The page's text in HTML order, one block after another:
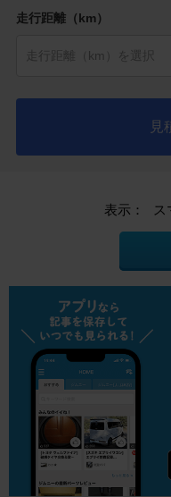
走行距離（km）
見
表示： ス